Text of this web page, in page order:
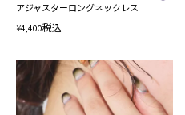
アジャスターロングネックレス
¥4,400税込